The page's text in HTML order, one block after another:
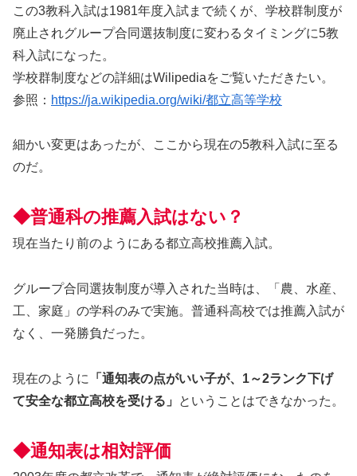
この3教科入試は1981年度入試まで続くが、学校群制度が
廃止されグループ合同選抜制度に変わるタイミングに5教
科入試になった。
学校群制度などの詳細はWilipediaをご覧いただきたい。
参照： https://ja.wikipedia.org/wiki/都立高等学校
細かい変更はあったが、ここから現在の5教科入試に至る
のだ。
◆普通科の推薦入試はない？
現在当たり前のようにある都立高校推薦入試。
グループ合同選抜制度が導入された当時は、「農、水産、
工、家庭」の学科のみで実施。普通科高校では推薦入試が
なく、一発勝負だった。
現在のように
「通知表の点がいい子が、1～2ランク下げ
て安全な都立高校を受ける」
ということはできなかった。
◆通知表は相対評価